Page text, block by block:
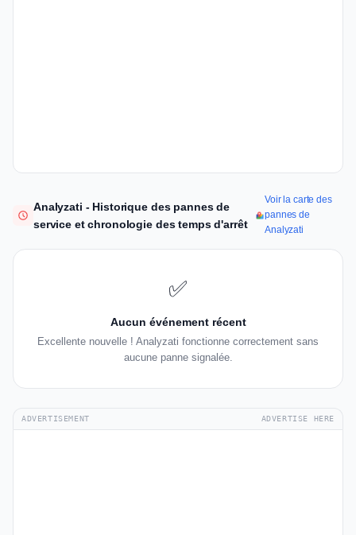
Analyzati - Historique des pannes de
service et chronologie des temps d'arrêt
Voir la carte des
pannes de
Analyzati
✅
Aucun événement récent
Excellente nouvelle ! Analyzati fonctionne correctement sans
aucune panne signalée.
ADVERTISEMENT ADVERTISE HERE